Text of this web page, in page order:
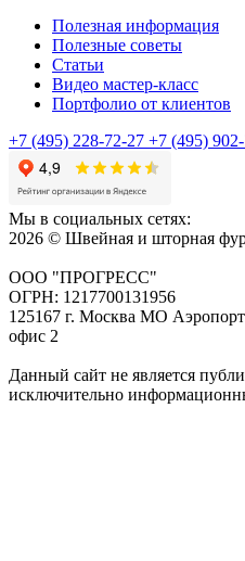
Полезная информация
Полезные советы
Статьи
Видео мастер-класс
Портфолио от клиентов
+7 (495) 228-72-27 +7 (495)
Мы в социальных сетях:
2026 © Швейная и шторная
ООО "ПРОГРЕСС"
ОГРН: 1217700131956
125167 г. Москва МО
офис 2
Данный сайт не является
исключительно